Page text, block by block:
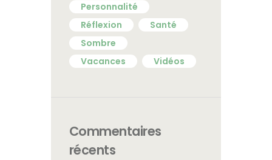
Personnalité
Réflexion
Santé
Sombre
Vacances
Vidéos
Commentaires
récents